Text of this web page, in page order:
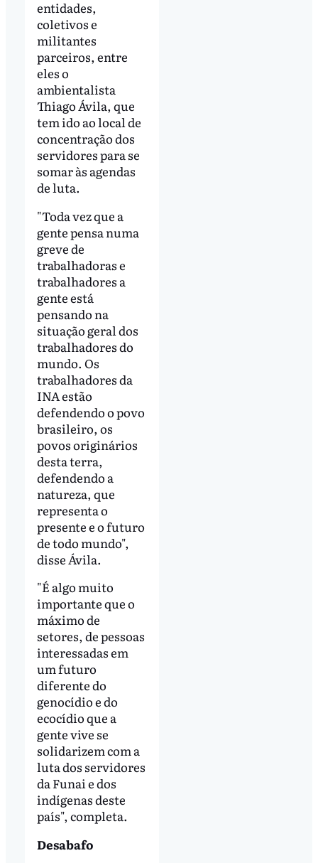
entidades,
coletivos e
militantes
parceiros, entre
eles o
ambientalista
Thiago Ávila, que
tem ido ao local de
concentração dos
servidores para se
somar às agendas
de luta.
"Toda vez que a
gente pensa numa
greve de
trabalhadoras e
trabalhadores a
gente está
pensando na
situação geral dos
trabalhadores do
mundo. Os
trabalhadores da
INA estão
defendendo o povo
brasileiro, os
povos originários
desta terra,
defendendo a
natureza, que
representa o
presente e o futuro
de todo mundo",
disse Ávila.
"É algo muito
importante que o
máximo de
setores, de pessoas
interessadas em
um futuro
diferente do
genocídio e do
ecocídio que a
gente vive se
solidarizem com a
luta dos servidores
da Funai e dos
indígenas deste
país", completa.
Desabafo